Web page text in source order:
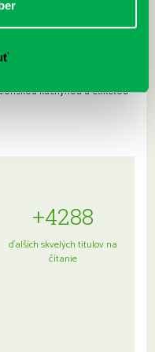
Paula: Japonsko na tanieri:
kuchyňou a etiketou
+4288
ďalších skvelých titulov na
čítanie